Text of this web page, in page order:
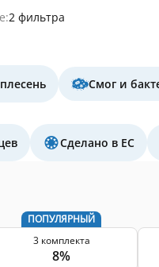
2 фильтра
Смог и
Сделано в ЕС
ПОПУЛЯРНЫЙ
3 комплекта
8%